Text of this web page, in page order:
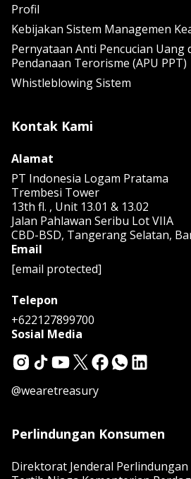
Profil
Kebijakan Sistem Managemen
Pernyataan Anti Pencucian Uang
Pendanaan Terorisme (APU PPT)
Whistleblowing Sistem
Kontak Kami
Alamat
PT Indonesia Logam Pratama
Trembesi Tower
13th fl. , Unit 13.01 & 13.02
Jalan Pahlawan Seribu Lot VIIA
CBD-BSD, Tangerang Selatan,
Email
[email protected]
Telepon
+622127899700
Sosial Media
@wearetreasury
Perlindungan Konsumen
Direktorat Jenderal Perlindungan